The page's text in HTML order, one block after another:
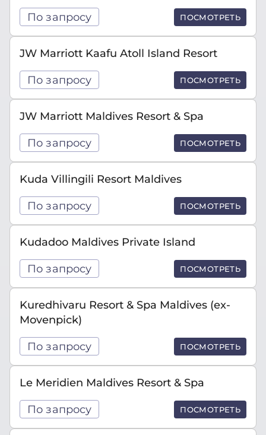
По запросу ПОСМОТРЕТЬ
JW Marriott Kaafu Atoll Island Resort
По запросу ПОСМОТРЕТЬ
JW Marriott Maldives Resort & Spa
По запросу ПОСМОТРЕТЬ
Kuda Villingili Resort Maldives
По запросу ПОСМОТРЕТЬ
Kudadoo Maldives Private Island
По запросу ПОСМОТРЕТЬ
Kuredhivaru Resort & Spa Maldives (ex-
Movenpick)
По запросу ПОСМОТРЕТЬ
Le Meridien Maldives Resort & Spa
По запросу ПОСМОТРЕТЬ